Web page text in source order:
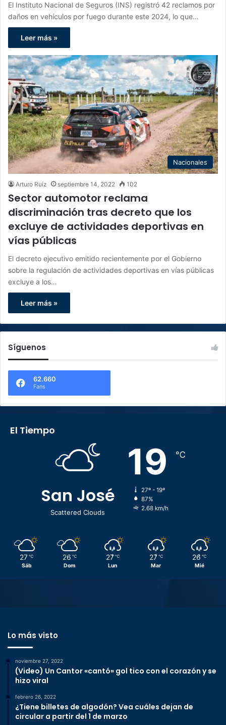
El Instituto Nacional de Seguros (INS) registró 42 reclamos por
daños en vehículos por fuego durante este 2024, lo que…
Leer más »
Nacionales
Arturo Ruiz septiembre 14, 2022 102
Sector automotor reclama
discriminación tras decreto que los
excluye de actividades deportivas en
vías públicas
El decreto ejecutivo emitido recientemente por el Gobierno
sobre la regulación de actividades deportivas en vías públicas
excluye a los…
Leer más »
Síguenos
62.660
Fans
El Tiempo
San José
Scattered Clouds
19 ℃
27º - 19º
87%
2.68 km/h
27 ℃
Sáb
26 ℃
Dom
27 ℃
Lun
27 ℃
Mar
26 ℃
Mié
Lo más visto
noviembre 27, 2022
(Video) Un Cantor «cantó» gol tico con el corazón y se
hizo viral
febrero 26, 2022
¿Tiene billetes de algodón? Vea cuáles dejan de
circular a partir del 1 de marzo